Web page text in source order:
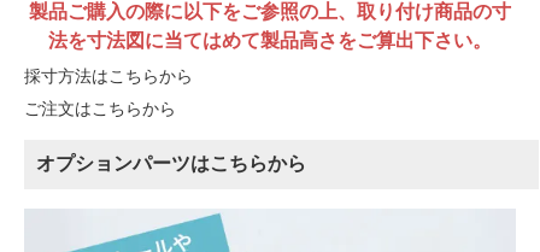
製品ご購入の際に以下をご参照の上、取り付け商品の寸
法を寸法図に当てはめて製品高さをご算出下さい。
採寸方法はこちらから
ご注文はこちらから
オプションパーツはこちらから